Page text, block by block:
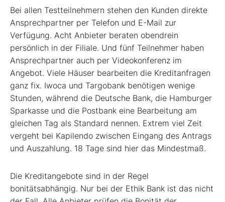
Bei allen Testteilnehmern stehen den Kunden direkte
Ansprechpartner per Telefon und E-Mail zur
Verfügung. Acht Anbieter beraten obendrein
persönlich in der Filiale. Und fünf Teilnehmer haben
Ansprechpartner auch per Videokonferenz im
Angebot. Viele Häuser bearbeiten die Kreditanfragen
ganz fix. Iwoca und Targobank benötigen wenige
Stunden, während die Deutsche Bank, die Hamburger
Sparkasse und die Postbank eine Bearbeitung am
gleichen Tag als Standard nennen. Extrem viel Zeit
vergeht bei Kapilendo zwischen Eingang des Antrags
und Auszahlung. 18 Tage sind hier das Mindestmaß.
Die Kreditangebote sind in der Regel
bonitätsabhängig. Nur bei der Ethik Bank ist das nicht